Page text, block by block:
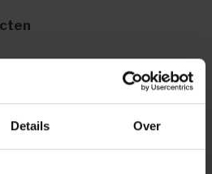
Details Over
€349,00
Aron €499,00